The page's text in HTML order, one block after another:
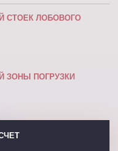
СТОЕК ЛОБОВОГО
ЗОНЫ ПОГРУЗКИ